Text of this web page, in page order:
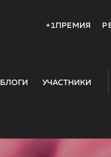
+1ПРЕМИЯ
БЛОГИ УЧАСТНИКИ